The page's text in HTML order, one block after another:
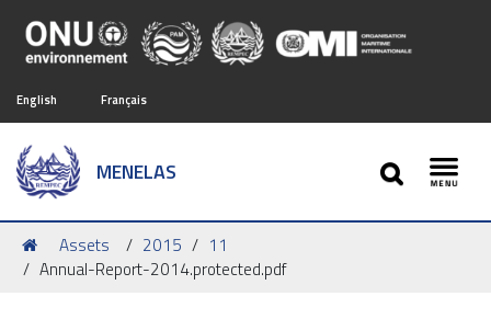
English Français
MENELAS
SEARCH
Vous
êtes
Assets 2015
11
Annual-Report-2014.protected.pdf